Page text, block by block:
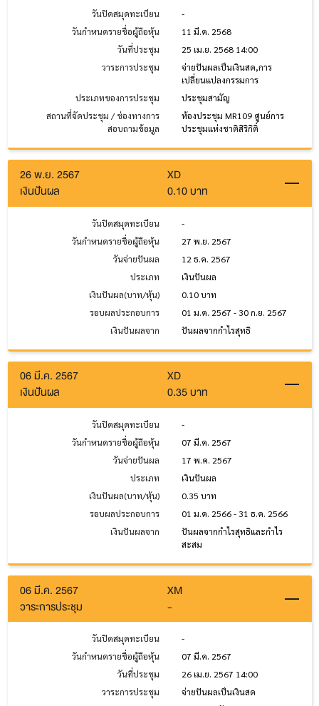
วันปิดสมุดทะเบียน
-
วันกำหนดรายชื่อผู้ถือหุ้น
11 มี.ค. 2568
วันที่ประชุม
25 เม.ย. 2568 14:00
วาระการประชุม
จ่ายปันผลเป็นเงินสด,การ
เปลี่ยนแปลงกรรมการ
ประเภทของการประชุม
ประชุมสามัญ
สถานที่จัดประชุม / ช่องทางการ
สอบถามข้อมูล
ห้องประชุม MR109 ศูนย์การ
ประชุมแห่งชาติสิริกิติ์
26 พ.ย. 2567
XD
เงินปันผล
0.10 บาท
วันปิดสมุดทะเบียน
-
วันกำหนดรายชื่อผู้ถือหุ้น
27 พ.ย. 2567
วันจ่ายปันผล
12 ธ.ค. 2567
ประเภท
เงินปันผล
เงินปันผล(บาท/หุ้น)
0.10 บาท
รอบผลประกอบการ
01 ม.ค. 2567 - 30 ก.ย. 2567
เงินปันผลจาก
ปันผลจากกำไรสุทธิ
06 มี.ค. 2567
XD
เงินปันผล
0.35 บาท
วันปิดสมุดทะเบียน
-
วันกำหนดรายชื่อผู้ถือหุ้น
07 มี.ค. 2567
วันจ่ายปันผล
17 พ.ค. 2567
ประเภท
เงินปันผล
เงินปันผล(บาท/หุ้น)
0.35 บาท
รอบผลประกอบการ
01 ม.ค. 2566 - 31 ธ.ค. 2566
เงินปันผลจาก
ปันผลจากกำไรสุทธิและกำไร
สะสม
06 มี.ค. 2567
XM
วาระการประชุม
-
วันปิดสมุดทะเบียน
-
วันกำหนดรายชื่อผู้ถือหุ้น
07 มี.ค. 2567
วันที่ประชุม
26 เม.ย. 2567 14:00
วาระการประชุม
จ่ายปันผลเป็นเงินสด